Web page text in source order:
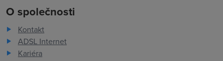
O společnosti
Kontakt
ADSL Internet
Kariéra